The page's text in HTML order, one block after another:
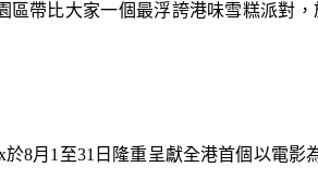
帶比大家一個最浮誇港味雪糕派對
8月1至31日隆重呈獻全港首個以電